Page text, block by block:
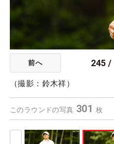
前へ 245 /
（撮影：鈴木祥）
このラウンドの写真 301 枚